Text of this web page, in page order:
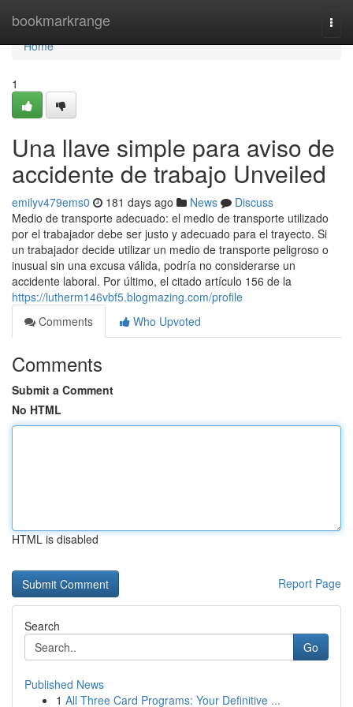
bookmarkrange
Home
Home
1
Una llave simple para aviso de
accidente de trabajo Unveiled
emilyv479ems0 181 days ago News
Discuss
Medio de transporte adecuado: el medio de transporte utilizado
por el trabajador debe ser justo y adecuado para el trayecto. Si
un trabajador decide utilizar un medio de transporte peligroso o
inusual sin una excusa válida, podría no considerarse un
accidente laboral. Por último, el citado artículo 156 de la
https://lutherm146vbf5.blogmazing.com/profile
Comments
Who Upvoted
Comments
Submit a Comment
No HTML
HTML is disabled
Report Page
Search
Go
Published News
1 All Three Card Programs: Your Definitive ...